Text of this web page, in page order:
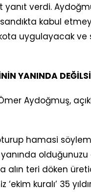
yanıt verdi.
kabul
uygulayacak ve
YANINDA
Aydoğmuş,
hamasi
olduğunuzu
teri döken
kuralı’ 35